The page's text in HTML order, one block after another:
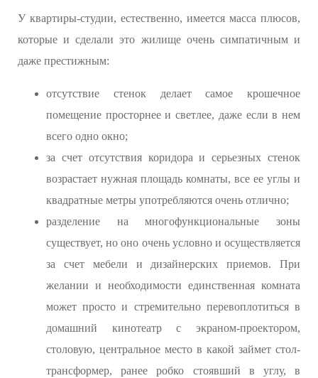
У квартиры-студии, естественно, имеется масса плюсов,
которые и сделали это жилище очень симпатичным и
даже престижным:
отсутствие стенок делает самое крошечное
помещение просторнее и светлее, даже если в нем
всего одно окно;
за счет отсутствия коридора и серьезных стенок
возрастает нужная площадь комнаты, все ее углы и
квадратные метры употребляются очень отлично;
разделение на многофункциональные зоны
существует, но оно очень условно и осуществляется
за счет мебели и дизайнерских приемов. При
желании и необходимости единственная комната
может просто и стремительно перевоплотиться в
домашний кинотеатр с экраном-проектором,
столовую, центральное место в какой займет стол-
трансформер, ранее робко стоявший в углу, в